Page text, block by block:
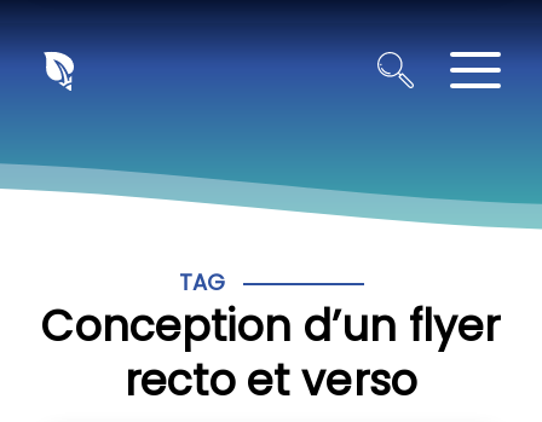
TAG
Conception d’un flyer
recto et verso
Panneau de gestion des cookies